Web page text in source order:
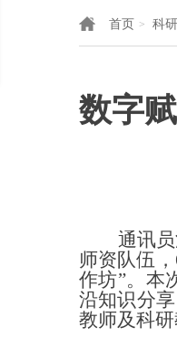
首页 > 科
数字
通讯
师资队伍，
作坊”。本
沿知识分
教师及科